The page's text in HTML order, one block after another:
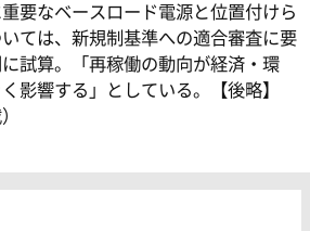
要なベースロード電源と位置付けら
ては、新規制基準への適合審査に要
試算。「再稼働の動向が経済・環
影響する」としている。【後略】